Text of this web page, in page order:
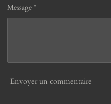
Message *
Envoyer un commentaire